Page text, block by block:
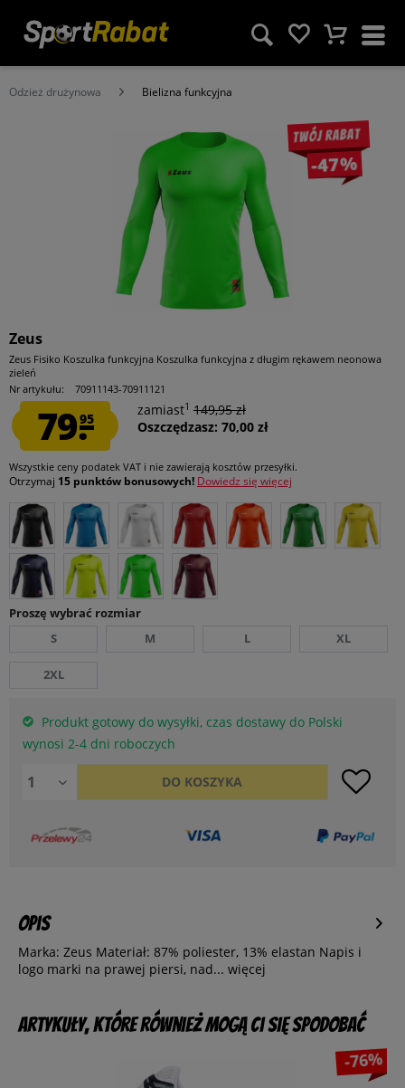
Odzież drużynowa Bielizna funkcyjna
Twój rabat
-47%
Zeus
Zeus Fisiko Koszulka funkcyjna Koszulka funkcyjna z długim rękawem neonowa
zieleń
Nr artykułu:
70911143-70911121
79.95
zamiast1 149,95 zł
Oszczędzasz: 70,00 zł
Wszystkie ceny podatek VAT i nie zawierają kosztów przesyłki.
Otrzymaj 15 punktów bonusowych! Dowiedz się więcej
Proszę wybrać rozmiar
S
M L XL
2XL
Produkt gotowy do wysyłki, czas dostawy do Polski
wynosi 2-4 dni roboczych
DO KOSZYKA
Opis
Marka: Zeus Materiał: 87% poliester, 13% elastan Napis i
logo marki na prawej piersi, nad... więcej
Artykuły, które również mogą Ci się spodobać
-76%